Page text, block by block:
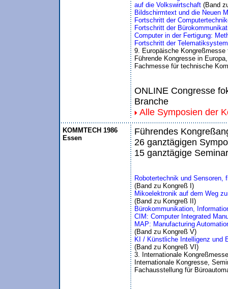
auf die Volkswirtschaft (Band
Bildschirmtext und die Neuen
Fortschritt der
Fortschritt der
Computer in der Fertigung:
Fortschritt der
9. Europäische
Führende Kongresse in
Fachmesse für technische
ONLINE Congresse
Branche
Alle Symposien der
KOMMTECH 1986
Essen
Führendes
26 ganztägigen
15 ganztägige
Robotertechnik und
(Band zu Kongreß I)
Mikoelektronik auf dem Weg
(Band zu Kongreß II)
Bürokommunikation,
CIM: Computer Integrated
MAP: Manufacturing
(Band zu Kongreß V)
KI / Künstliche Intelligenz und
(Band zu Kongreß VI)
3. Internationale
Internationale Kongresse,
Fachausstellung für